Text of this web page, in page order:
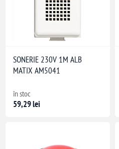
SONERIE 230V 1M ALB
MATIX AM5041
în stoc
59,29 lei